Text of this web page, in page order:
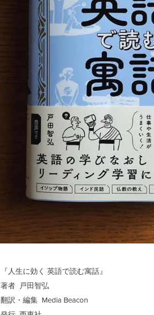
『人生に効く 英語で読む寓話』
著者 戸田智弘
翻訳・編集 Media Beacon